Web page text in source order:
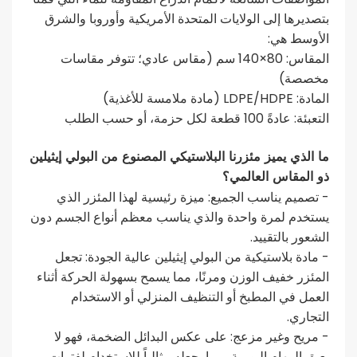
بتصديرها إلى الولايات المتحدة الأمريكية وأوروبا والشرق
الأوسط هي:
المقاس: 80×140 سم (مقاس عادي؛ تتوفر مقاسات
مخصصة)
المادة: LDPE/HDPE (مادة ملامسة للأغذية)
التعبئة: عادةً 100 قطعة لكل حزمة، أو حسب الطلب
ما الذي يميز مئزرنا البلاستيكي المصنوع من البولي إيثيلين
ذو المقاس العالمي؟
- تصميم يناسب الجميع: ميزة رئيسية لهذا المئزر الذي
يستخدم لمرة واحدة والذي يناسب معظم أنواع الجسم دون
الشعور بالتقييد.
- مادة بلاستيكية من البولي إيثيلين عالية الجودة: تجعل
المئزر خفيف الوزن ومرنًا، مما يسمح بسهولة الحركة أثناء
العمل في المطبخ أو التنظيف المنزلي أو الاستخدام
التجاري.
- مريح وغير مزعج: على عكس البدائل الضخمة، فهو لا